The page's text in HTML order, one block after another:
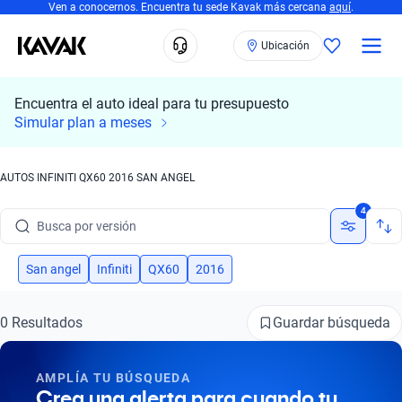
Ven a conocernos. Encuentra tu sede Kavak más cercana aquí.
Ubicación
Encuentra el auto ideal para tu presupuesto
Simular plan a meses
AUTOS INFINITI QX60 2016 SAN ANGEL
Busca por modelo
Busca por versión
Busca por año
Busca por modelo
Busca por versión
4
San angel Infiniti QX60 2016
0 Resultados Guardar búsqueda
AMPLÍA TU BÚSQUEDA